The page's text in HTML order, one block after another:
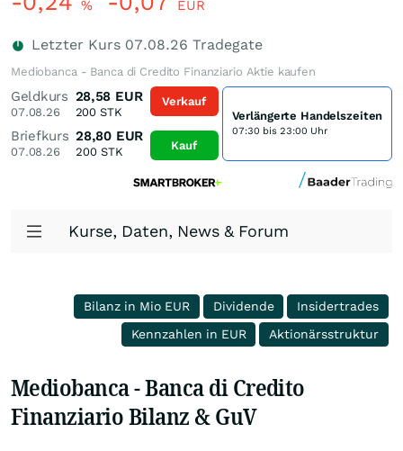
% EUR
Letzter Kurs 07.08.26 Tradegate
Mediobanca - Banca di Credito Finanziario Aktie kaufen
Geldkurs
07.08.26
28,58 EUR
200 STK
Briefkurs
07.08.26
28,80 EUR
200STK
Verkauf
Kauf
Verlängerte Handelszeiten
07:30 bis 23:00 Uhr
Kurse, Daten, News & Forum
Bilanz in Mio EUR Dividende
Insidertrades
Kennzahlen in EUR
Aktionärsstruktur
Mediobanca - Banca di Credito
Finanziario Bilanz & GuV